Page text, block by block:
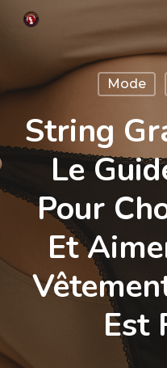
Skip
content
Mode
String
Le
Pour
Et
Est